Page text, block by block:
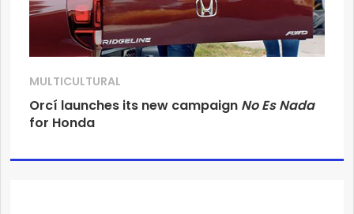
MULTICULTURAL
Orcí launches its new campaign No Es Nada
for Honda